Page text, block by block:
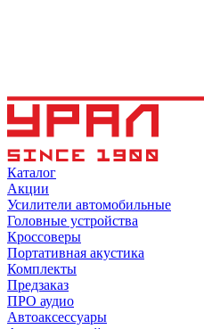
Каталог
Акции
Усилители автомобильные
Головные устройства
Кроссоверы
Портативная акустика
Комплекты
Предзаказ
ПРО аудио
Автоаксессуары